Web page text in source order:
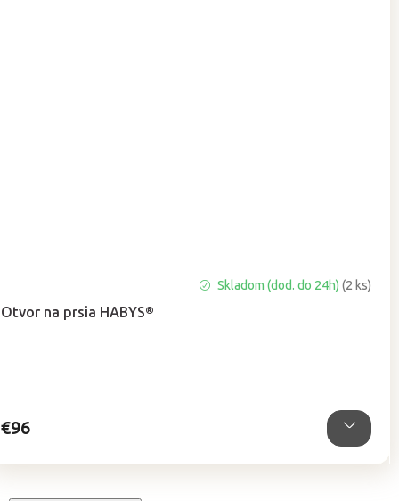
Otvor na prsia HABYS®
produktu
Skladom (dod. do 24h)(2 ks)
€96